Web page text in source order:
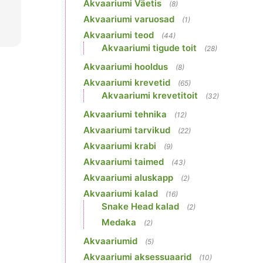
Akvaariumi Väetis (8)
Akvaariumi varuosad (1)
Akvaariumi teod (44)
Akvaariumi tigude toit (28)
Akvaariumi hooldus (8)
Akvaariumi krevetid (65)
Akvaariumi krevetitoit (32)
Akvaariumi tehnika (12)
Akvaariumi tarvikud (22)
Akvaariumi krabi (9)
Akvaariumi taimed (43)
Akvaariumi aluskapp (2)
Akvaariumi kalad (16)
Snake Head kalad (2)
Medaka (2)
Akvaariumid (5)
Akvaariumi aksessuaarid (10)